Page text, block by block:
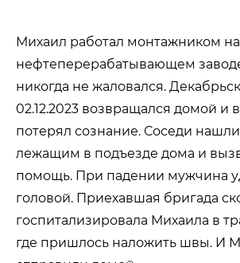
Михаил работал монтажником на
нефтеперерабатывающем
никогда не жаловался.
02.12.2023 возвращался домой и
потерял сознание. Соседи
лежащим в подъезде дома и
помощь. При падении мужчина
головой. Приехавшая бригада
госпитализировала Михаила в
где пришлось наложить швы. И